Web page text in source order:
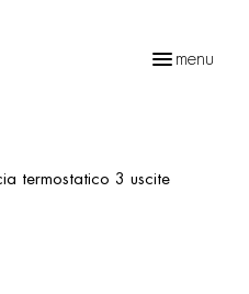
menu
termostatico 3 uscite